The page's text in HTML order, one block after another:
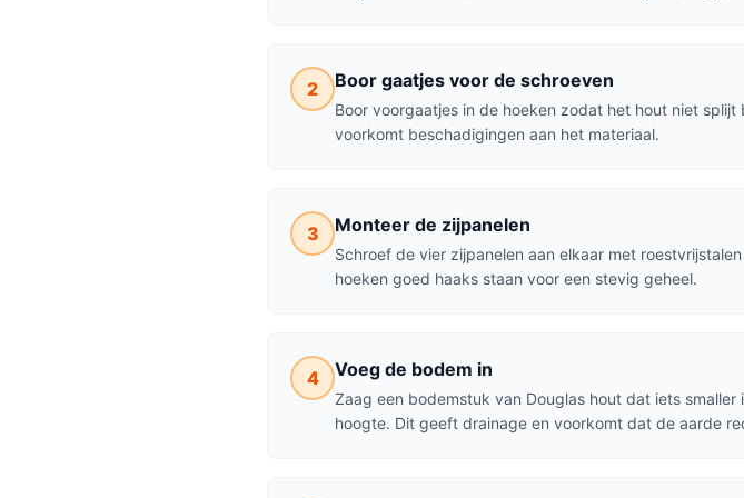
2 Boor gaatjes voor de schroeven
Boor voorgaatjes in de hoeken zodat het hout niet
voorkomt beschadigingen aan het materiaal.
3 Monteer de zijpanelen
Schroef de vier zijpanelen aan elkaar met
hoeken goed haaks staan voor een stevig geheel.
4 Voeg de bodem in
Zaag een bodemstuk van Douglas hout dat iets
hoogte. Dit geeft drainage en voorkomt dat de aarde